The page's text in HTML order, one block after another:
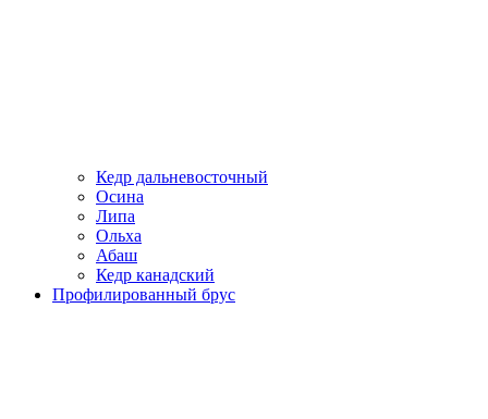
Кедр дальневосточный
Осина
Липа
Ольха
Абаш
Кедр канадский
Профилированный брус